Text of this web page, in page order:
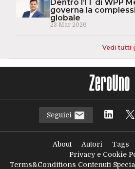
Dentro l’IT di WPP
governa la
globale
23 Mar 2026
Vedi tutti
Seguici
About Autori Tags
Privacy e Cookie
Terms&Conditions Contenuti